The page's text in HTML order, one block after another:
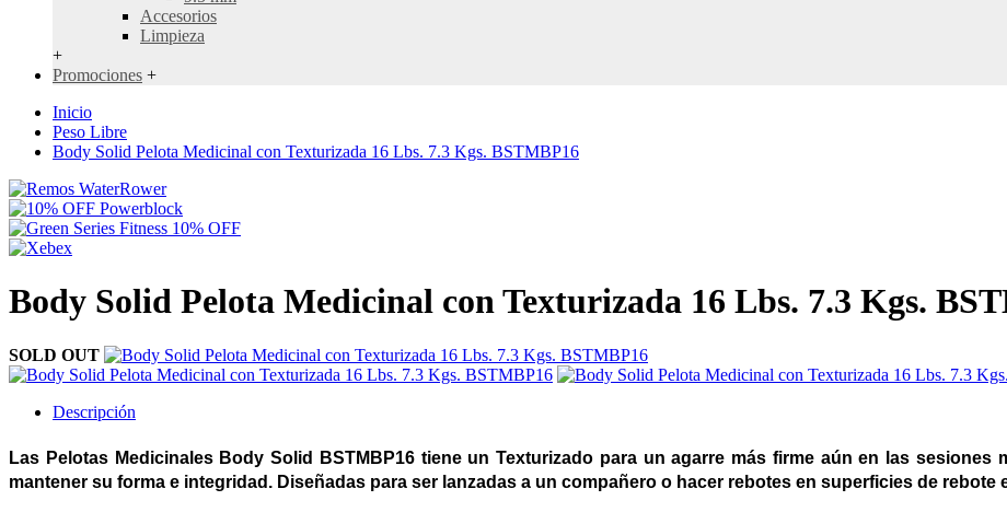
Accesorios
Limpieza
+
Promociones +
Inicio
Peso Libre
Body Solid Pelota Medicinal con Texturizada 16 Lbs. 7.3 Kgs. BSTMBP16
Body Solid Pelota Medicinal con Texturizada 16 Lbs. 7.3 Kgs.
SOLD OUT
Descripción
Las Pelotas Medicinales Body Solid BSTMBP16 tiene un Texturizado para un agarre más firme aún en las
mantener su forma e integridad. Diseñadas para ser lanzadas a un compañero o hacer rebotes en superficies de rebote